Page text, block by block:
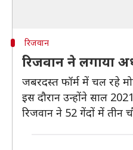
रिजवान
रिजवान ने लगाया
जबरदस्त फॉर्म में चल रहे
इस दौरान उन्होंने साल
रिजवान ने 52 गेंदों में तीन